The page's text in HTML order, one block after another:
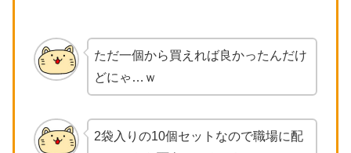
ただ一個から買えれば良かったんだけ
どにゃ…ｗ
2袋入りの10個セットなので職場に配